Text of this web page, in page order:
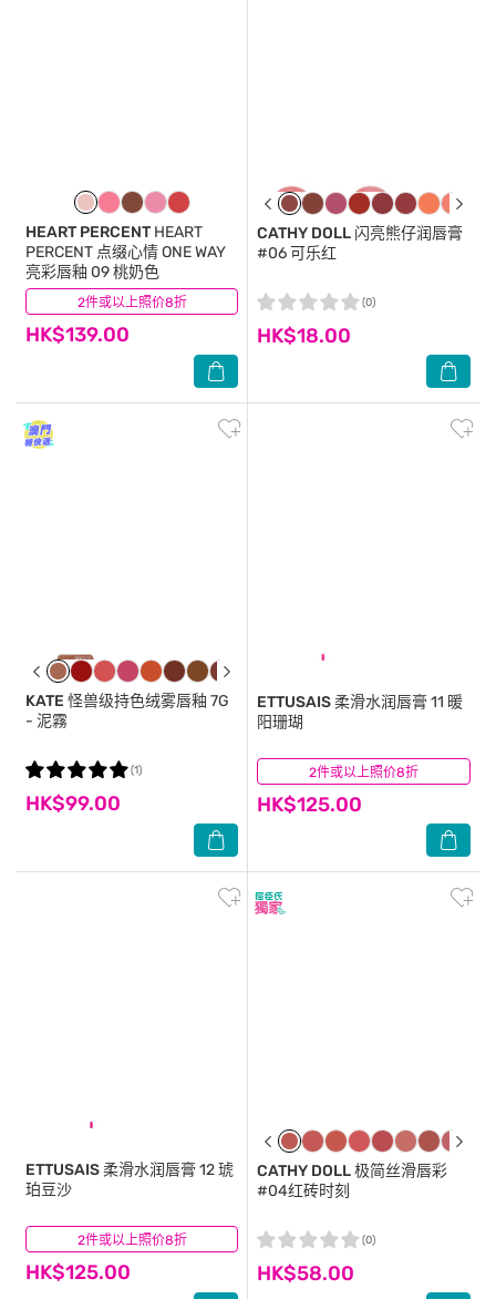
2件或以上照价8折
HEART PERCENT HEART
PERCENT 点缀心情 ONE WAY
亮彩唇釉 09 桃奶色
HK$139.00
(0)
CATHY DOLL 闪亮熊仔润唇膏
#06 可乐红
HK$18.00
(0)
KATE 怪兽级持色绒雾唇釉 7G
- 泥霧
HK$99.00
(1) 2件或以上照价8折
ETTUSAIS柔滑水润唇膏 11 暖
阳珊瑚
HK$125.00
(0)
2件或以上照价8折
ETTUSAIS柔滑水润唇膏 12 琥
珀豆沙
HK$125.00
(0)
CATHY DOLL极简丝滑唇彩
#04红砖时刻
HK$58.00
(0)